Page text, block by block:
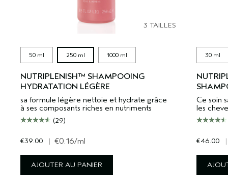
3 TAILLES
50 ml 250 ml 1000 ml
NUTRIPLENISH™ SHAMPOOING
HYDRATATION LÉGÈRE
sa formule légère nettoie et hydrate grâce
à ses composants riches en nutriments
(29)
€39.00 | €0.16/ml
AJOUTER AU PANIER
30 ml
Ce soin
les
€46.00 |